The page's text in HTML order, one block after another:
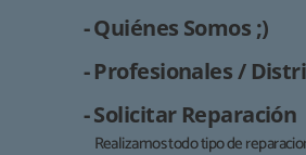
- Quiénes Somos ;)
- Profesionales /
- Solicitar Reparación
Realizamos todo tipo de